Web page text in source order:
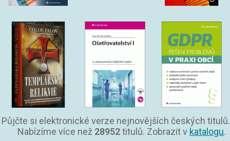
Půjčte si elektronické verze nejnovějších českých titulů.
Nabízíme více než 28952titulů. Zobrazit v katalogu.